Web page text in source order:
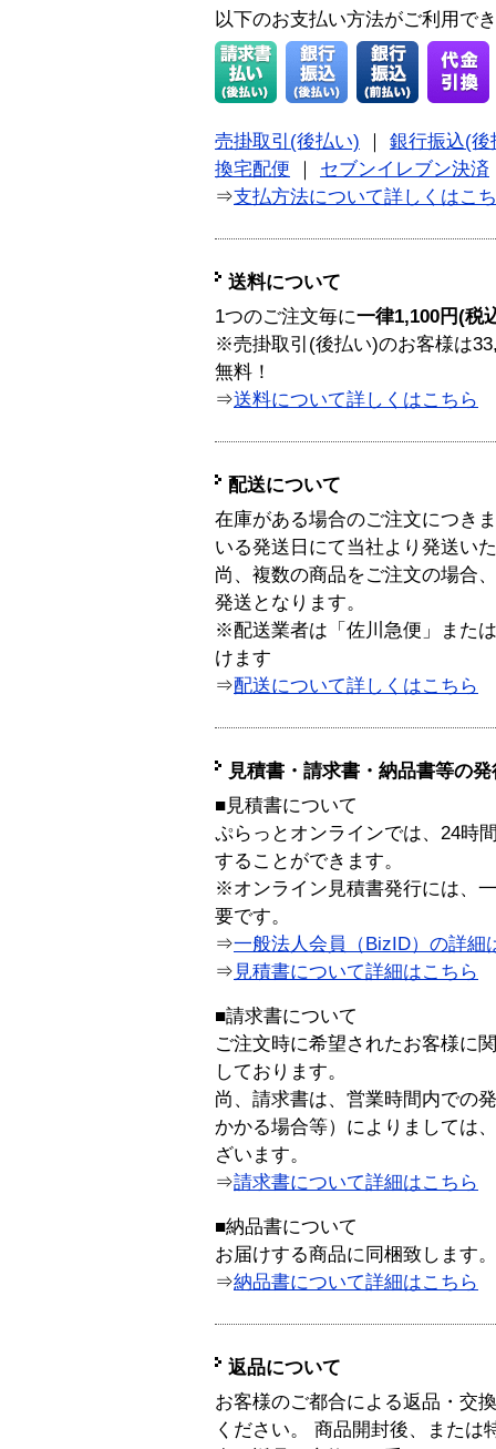
以下のお支払い方法がご利用で
売掛取引(後払い)
銀行振込(後
換宅配便
セブンイレブン決済
⇒支払方法について詳しくはこ
送料について
1つのご注文毎に一律1,100円(税
※売掛取引(後払い)のお客様は
無料！
⇒送料について詳しくはこちら
配送について
在庫がある場合のご注文につき
いる発送日にて当社より発送い
尚、複数の商品をご注文の場合
発送となります。
※配送業者は「佐川急便」また
けます
⇒配送について詳しくはこちら
見積書・請求書・納品書等の
■見積書について
ぷらっとオンラインでは、24時
することができます。
※オンライン見積書発行には、
要です。
⇒一般法人会員（BizID）の詳細
⇒ 見積書について詳細はこちら
■請求書について
ご注文時に希望されたお客様に
しております。
尚、請求書は、営業時間内での
かかる場合等）によりましては
ざいます。
⇒請求書について詳細はこちら
■納品書について
お届けする商品に同梱致します。
⇒納品書について詳細はこちら
返品について
お客様のご都合による返品・交
ください。 商品開封後、または